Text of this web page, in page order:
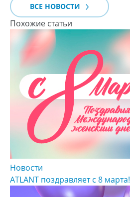
ВСЕ НОВОСТИ
Похожие статьи
Новости
ATLANT поздравляет с 8 марта!